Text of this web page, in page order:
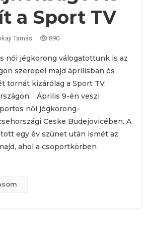
a Sport TV
Tamás 890
női jégkorong válogatottunk is az
szerepel majd áprilisban és
tornát kizárólag a Sport TV
Április 9-én veszi
női jégkorong-
Ceske Budejovicében. A
egy év szünet után ismét az
ahol a csoportkörben